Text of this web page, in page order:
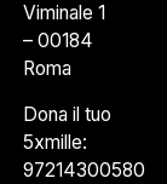
Viminale 1
– 00184
Roma
Dona il tuo
5xmille:
97214300580